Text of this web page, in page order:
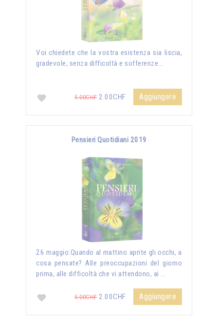
Voi chiedete che la vostra esistenza sia liscia,
gradevole, senza difficoltà e sofferenze...
5.00CHF2.00CHF Aggiungere
Pensieri Quotidiani 2019
26 maggio:Quando al mattino aprite gli occhi, a
cosa pensate? Alle preoccupazioni del giorno
prima, alle difficoltà che vi attendono, ai …
5.00CHF2.00CHF Aggiungere